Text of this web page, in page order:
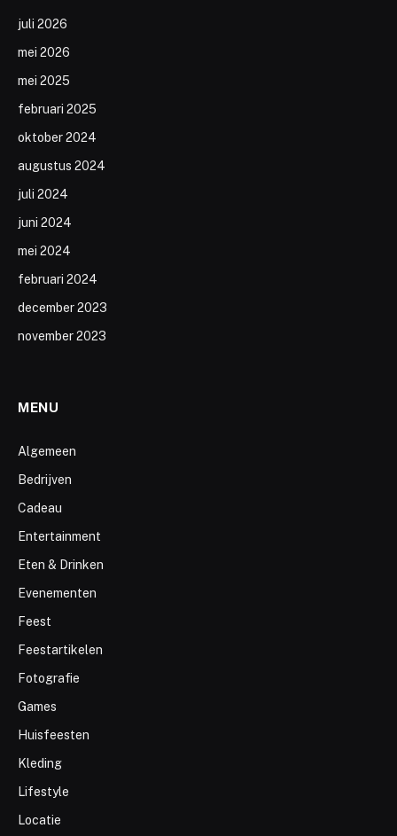
juli 2026
mei 2026
mei 2025
februari 2025
oktober 2024
augustus 2024
juli 2024
juni 2024
mei 2024
februari 2024
december 2023
november 2023
MENU
Algemeen
Bedrijven
Cadeau
Entertainment
Eten & Drinken
Evenementen
Feest
Feestartikelen
Fotografie
Games
Huisfeesten
Kleding
Lifestyle
Locatie